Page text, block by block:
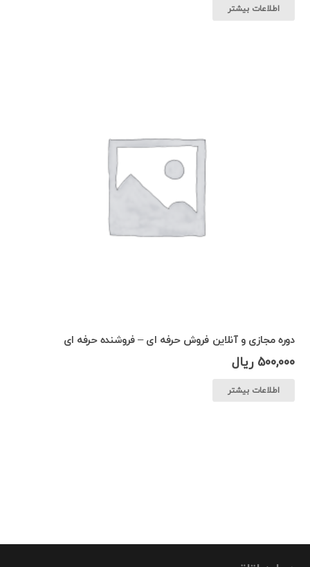
اطلاعات بیشتر
دوره مجازی و آنلاین فروش حرفه ای – فروشنده حرفه ای
500,000 ریال
اطلاعات بیشتر